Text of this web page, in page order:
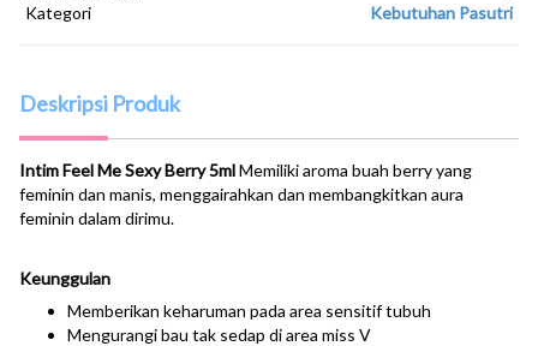
Kategori
Kebutuhan Pasutri
Deskripsi Produk
Intim Feel Me Sexy Berry 5mlMemiliki aroma buah berry yang
feminin dan manis, menggairahkan dan membangkitkan aura
feminin dalam dirimu.
Keunggulan
Memberikan keharuman pada area sensitif tubuh
Mengurangi bau tak sedap di area miss V